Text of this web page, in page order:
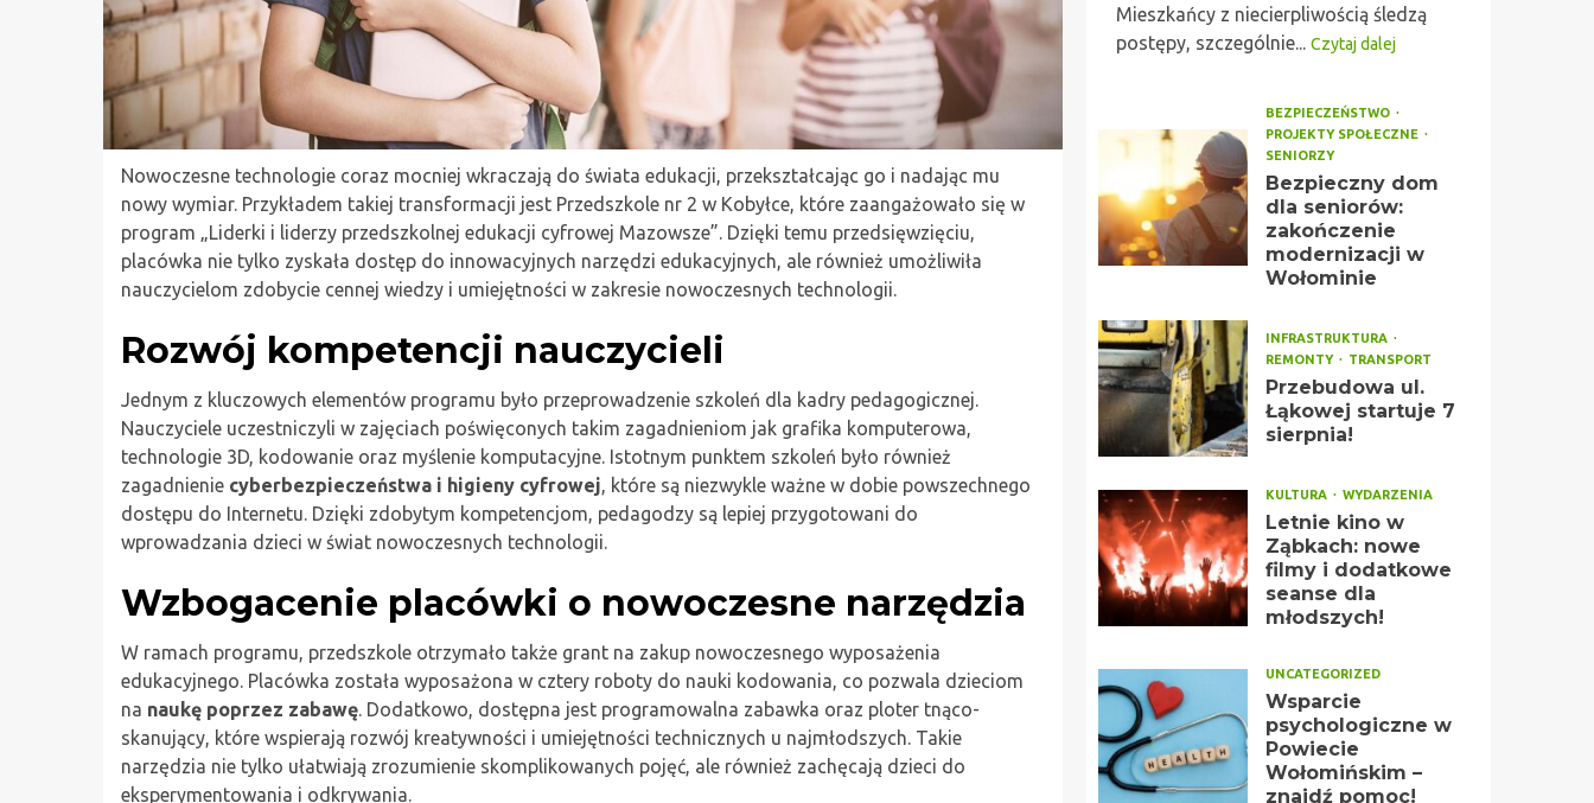
Nowoczesne technologie coraz mocniej wkraczają do świata edukacji, przekształcając go i nadając mu
nowy wymiar. Przykładem takiej transformacji jest Przedszkole nr 2 w Kobyłce, które zaangażowało się w
program „Liderki i liderzy przedszkolnej edukacji cyfrowej Mazowsze”. Dzięki temu przedsięwzięciu,
placówka nie tylko zyskała dostęp do innowacyjnych narzędzi edukacyjnych, ale również umożliwiła
nauczycielom zdobycie cennej wiedzy i umiejętności w zakresie nowoczesnych technologii.
Rozwój kompetencji nauczycieli
Jednym z kluczowych elementów programu było przeprowadzenie szkoleń dla kadry pedagogicznej.
Nauczyciele uczestniczyli w zajęciach poświęconych takim zagadnieniom jak grafika komputerowa,
technologie 3D, kodowanie oraz myślenie komputacyjne. Istotnym punktem szkoleń było również
zagadnienie cyberbezpieczeństwa i higieny cyfrowej, które są niezwykle ważne w dobie powszechnego
dostępu do Internetu. Dzięki zdobytym kompetencjom, pedagodzy są lepiej przygotowani do
wprowadzania dzieci w świat nowoczesnych technologii.
Wzbogacenie placówki o nowoczesne narzędzia
W ramach programu, przedszkole otrzymało także grant na zakup nowoczesnego wyposażenia
edukacyjnego. Placówka została wyposażona w cztery roboty do nauki kodowania, co pozwala dzieciom
na naukę poprzez zabawę. Dodatkowo, dostępna jest programowalna zabawka oraz ploter tnąco-
skanujący, które wspierają rozwój kreatywności i umiejętności technicznych u najmłodszych. Takie
narzędzia nie tylko ułatwiają zrozumienie skomplikowanych pojęć, ale również zachęcają dzieci do
eksperymentowania i odkrywania.
Mieszkańcy z niecierpliwością śledzą
postępy, szczególnie... Czytaj dalej
BEZPIECZEŃSTWO
PROJEKTY SPOŁECZNE
SENIORZY
Bezpieczny dom
dla seniorów:
zakończenie
modernizacji w
Wołominie
INFRASTRUKTURA
REMONTY
TRANSPORT
Przebudowa ul.
Łąkowej startuje 7
sierpnia!
KULTURA WYDARZENIA
Letnie kino w
Ząbkach: nowe
filmy i dodatkowe
seanse dla
młodszych!
UNCATEGORIZED
Wsparcie
psychologiczne w
Powiecie
Wołomińskim –
znajdź pomoc!